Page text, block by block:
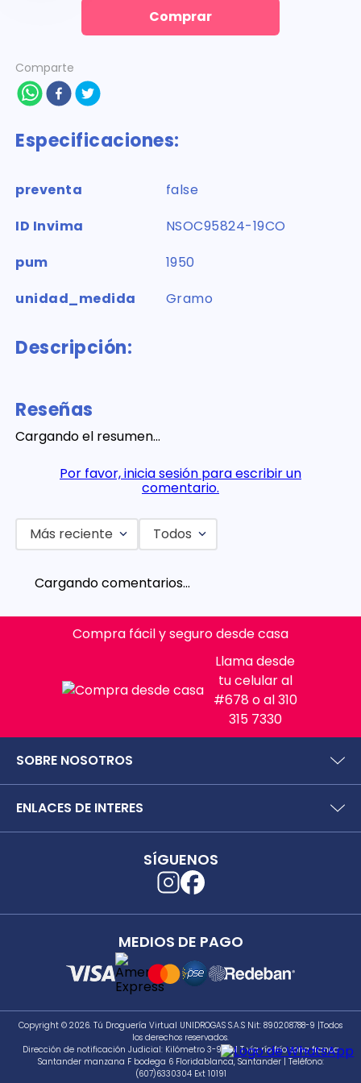
Comprar
Comparte
Especificaciones:
preventa
false
ID Invima
NSOC95824-19CO
pum
1950
unidad_medida
Gramo
Descripción:
Reseñas
Cargando el resumen…
Por favor, inicia sesión para escribir un
comentario.
Más reciente Todos
Cargando comentarios…
Compra fácil y seguro desde casa
Llama desde
tu celular al
#678 o al 310
315 7330
SOBRE NOSOTROS
Preguntas frecuentes
Políticas y términos de uso
Términos y condiciones puntos saludables
Separata digital
ENLACES DE INTERES
Secretaría de Salud de Antioquia
Unidrogas S.A.S.
Cómo hacer un pedido en TDV
SÍGUENOS
MEDIOS DE PAGO
Copyright © 2026. Tú Droguería Virtual UNIDROGAS S.A.S Nit: 890208788-9 |Todos
los derechos reservados.
Dirección de notificación Judicial: Kilómetro 3-981 M T vía río frío zona franca
Santander manzana F bodega 6 Floridablanca, Santander | Teléfono:
(607)6330304 Ext 10191